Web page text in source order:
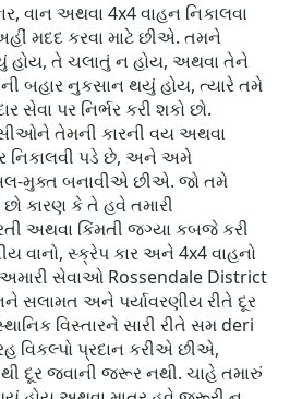
વાન અથવા 4x4 વાહન નિકાલવા
મદદ કરવા માટે છીએ. તમને
હોય, તે ચલાતું ન હોય, અથવા તેને
બહાર નુકસાન થયું હોય, ત્યારે તમે
સેવા પર નિર્ભર કરી શકો છો.
તેમની કારની વય અથવા
નિકાલવી પડે છે, અને અમે
મુક્ત બનાવીએ છીએ. જો તમે
છો કારણ કે તે હવે તમારી
અથવા કિંમતી જગ્યા કબજે કરી
વાનો, સ્ક્રેપ કાર અને 4x4 વાહનો
અમારી સેવાઓ Rossendale District
સલામત અને પર્યાવરણીય રીતે દૂર
વિસ્તારને સારી રીતે સમ deri
પ્રદાન કરીએ છીએ,
દૂર જવાની જરૂર નથી. ચાહે તમારું